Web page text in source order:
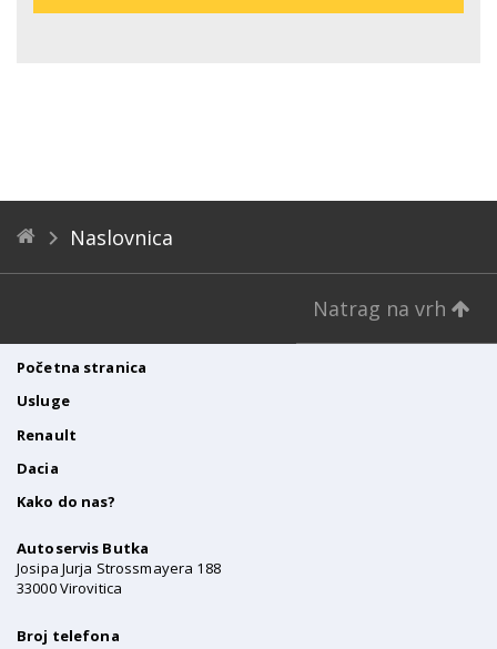
Naslovnica
Natrag na vrh
Početna stranica
Usluge
Renault
Dacia
Kako do nas?
Autoservis Butka
Josipa Jurja Strossmayera 188
33000 Virovitica
Broj telefona